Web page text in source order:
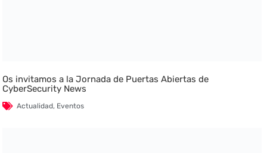
Os invitamos a la Jornada de Puertas Abiertas de
CyberSecurity News
Actualidad, Eventos